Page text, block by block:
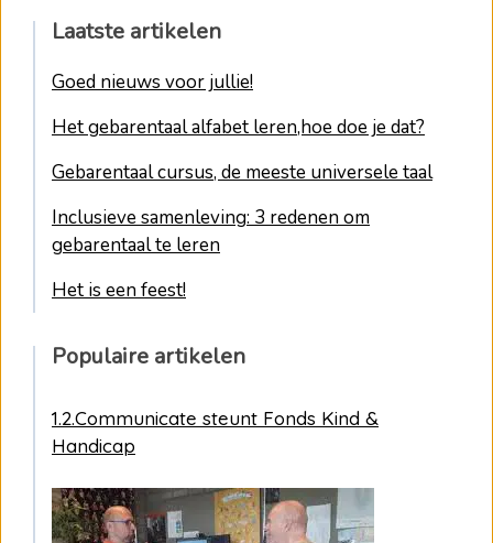
Laatste artikelen
Goed nieuws voor jullie!
Het gebarentaal alfabet leren,hoe doe je dat?
Gebarentaal cursus, de meeste universele taal
Inclusieve samenleving: 3 redenen om
gebarentaal te leren
Het is een feest!
Populaire artikelen
1.2.Communicate steunt Fonds Kind &
Handicap